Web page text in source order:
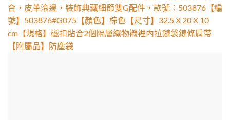
合，皮革滾邊，裝飾典藏細節雙G配件，款號：503876【編
號】503876#G075【顏色】棕色【尺寸】32.5 X 20 X 10
cm【規格】磁扣貼合2個隔層織物襯裡內拉鏈袋鏈條肩帶
【附屬品】防塵袋